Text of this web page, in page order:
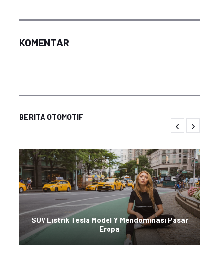
KOMENTAR
BERITA OTOMOTIF
SUV Listrik Tesla Model Y Mendominasi Pasar
Eropa